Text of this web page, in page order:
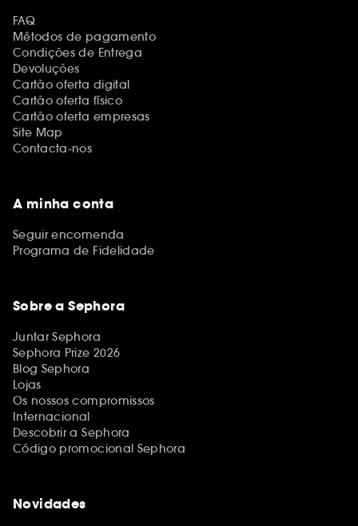
FAQ
Métodos de pagamento
Condições de Entrega
Devoluções
Cartão oferta digital
Cartão oferta físico
Cartão oferta empresas
Site Map
Contacta-nos
A minha conta
Seguir encomenda
Programa de Fidelidade
Sobre a Sephora
Juntar Sephora
Sephora Prize 2026
Blog Sephora
Lojas
Os nossos compromissos
Internacional
Descobrir a Sephora
Código promocional Sephora
Novidades